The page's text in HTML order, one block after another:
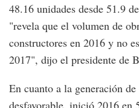
48.16 unidades desde 51.9
"revela que el volumen de
constructores en 2016 y no
2017", dijo el presidente de
En cuanto a la generación
desfavorable, inició 2016 en